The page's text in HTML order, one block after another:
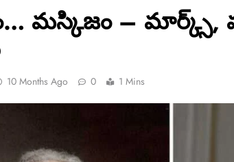
మస్కిజం – మార్క్స్,
10 Months Ago 0 1 Mins